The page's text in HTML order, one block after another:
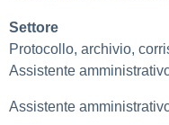
Settore
Protocollo, archivio,
Assistente
Assistente